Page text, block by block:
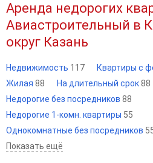
Аренда недорогих
Авиастроительный в
округ Казань
Недвижимость 117 Квартиры с
Жилая 88 На длительный срок88
Недорогие без посредников 88
Недорогие 1-комн. квартиры 55
Однокомнатные без посредников
Показать ещё